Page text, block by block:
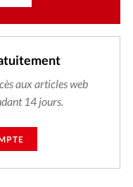
aux articles web
14 jours.